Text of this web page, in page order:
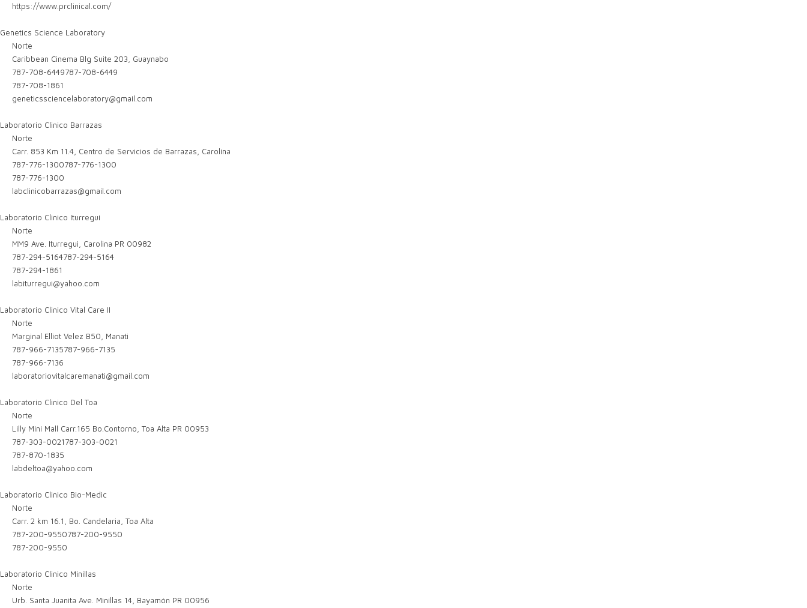
https://www.prclinical.com/
Genetics Science Laboratory
Norte
Caribbean Cinema Blg Suite 203, Guaynabo
787-708-6449787-708-6449
787-708-1861
geneticssciencelaboratory@gmail.com
Laboratorio Clinico Barrazas
Norte
Carr. 853 Km 11.4, Centro de Servicios de Barrazas, Carolina
787-776-1300787-776-1300
787-776-1300
labclinicobarrazas@gmail.com
Laboratorio Clinico Iturregui
Norte
MM9 Ave. Iturregui, Carolina PR 00982
787-294-5164787-294-5164
787-294-1861
labiturregui@yahoo.com
Laboratorio Clinico Vital Care II
Norte
Marginal Elliot Velez B50, Manati
787-966-7135787-966-7135
787-966-7136
laboratoriovitalcaremanati@gmail.com
Laboratorio Clinico Del Toa
Norte
Lilly Mini Mall Carr.165 Bo.Contorno, Toa Alta PR 00953
787-303-0021787-303-0021
787-870-1835
labdeltoa@yahoo.com
Laboratorio Clinico Bio-Medic
Norte
Carr. 2 km 16.1, Bo. Candelaria, Toa Alta
787-200-9550787-200-9550
787-200-9550
Laboratorio Clinico Minillas
Norte
Urb. Santa Juanita Ave. Minillas 14, Bayamón PR 00956